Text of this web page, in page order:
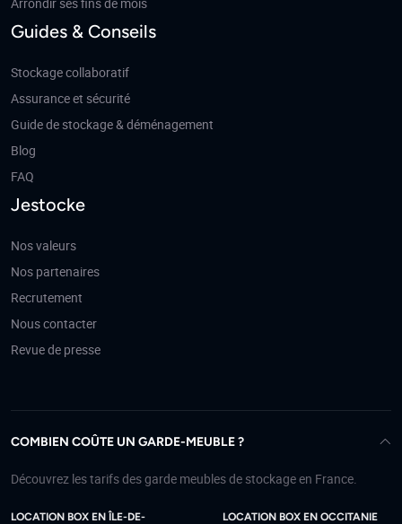
Guides & Conseils
Stockage collaboratif
Assurance et sécurité
Guide de stockage & déménagement
Blog
FAQ
Jestocke
Nos valeurs
Nos partenaires
Recrutement
Nous contacter
Revue de presse
COMBIEN COÛTE UN GARDE-MEUBLE ?
Découvrez les tarifs des garde meubles de stockage en France.
LOCATION BOX EN ÎLE-DE-
LOCATION BOX EN OCCITANIE